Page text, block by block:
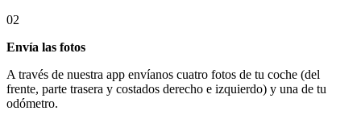
02
Envía las fotos
A través de nuestra app envíanos cuatro fotos de tu coche (del
frente, parte trasera y costados derecho e izquierdo) y una de tu
odómetro.